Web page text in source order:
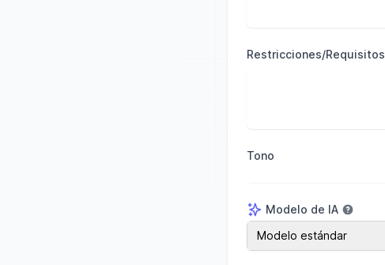
Restricciones/Requisitos
Tono
Modelo de IA
Modelo de IA
Modelo estándar